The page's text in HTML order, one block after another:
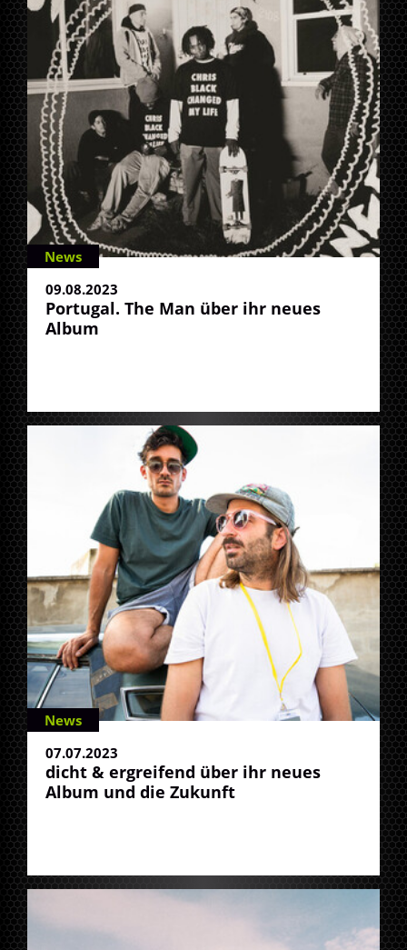
News
09.08.2023
Portugal. The Man über ihr neues
Album
News
07.07.2023
dicht & ergreifend über ihr neues
Album und die Zukunft